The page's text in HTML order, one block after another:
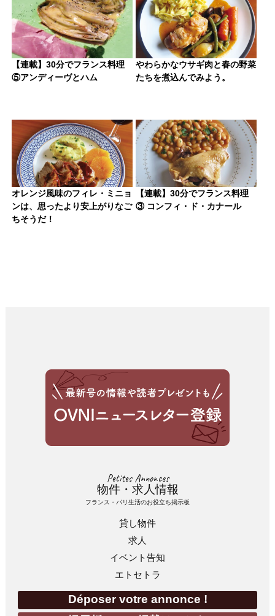
【連載】30分でフランス料理
⑤アンディーヴとハム
やわらかなウサギ肉と春の野菜
たちを煮込んでみよう。
オレンジ風味のフィレ・ミニョ
ンは、思ったより安上がりなご
ちそうだ！
【連載】30分でフランス料理
③ コンフィ・ド・カナール
Petites Annonces
物件・求人情報
フランス・パリ生活のお役立ち掲示板
貸し物件
求人
イベント告知
エトセトラ
Déposer votre annonce !